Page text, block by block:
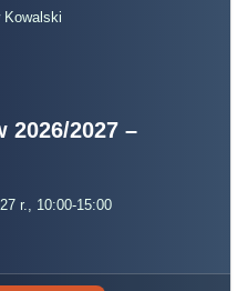
Kowalski
2026/2027 –
r., 10:00-15:00